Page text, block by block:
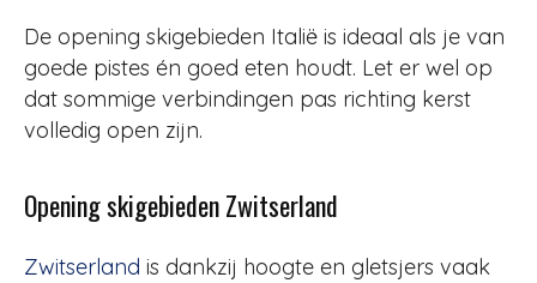
De opening skigebieden Italië is ideaal als je van
goede pistes én goed eten houdt. Let er wel op
dat sommige verbindingen pas richting kerst
volledig open zijn.
Opening skigebieden Zwitserland
Zwitserland is dankzij hoogte en gletsjers vaak